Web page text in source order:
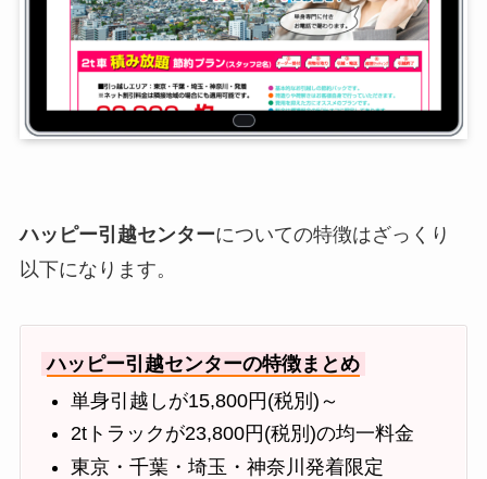
ハッピー引越センターについての特徴はざっくり
以下になります。
ハッピー引越センターの特徴まとめ
単身引越しが15,800円(税別)～
2tトラックが23,800円(税別)の均一料金
東京・千葉・埼玉・神奈川発着限定